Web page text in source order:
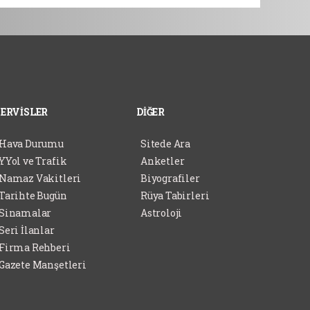
Durumu
ve Trafik
Vakitleri
Bugün
İlanlar
Rehberi
Manşetleri
DİĞER
Sitede Ara
Anketler
Biyografiler
Rüya Tabirleri
Astroloji